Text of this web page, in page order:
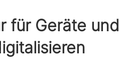
für Geräte und